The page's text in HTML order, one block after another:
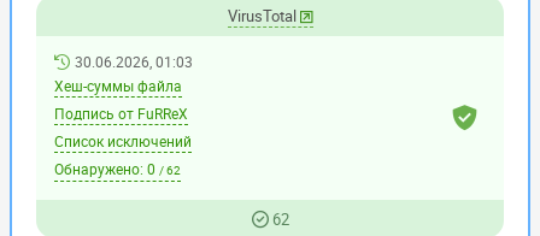
VirusTotal
30.06.2026, 01:03
Хеш-суммы файла
Подпись от FuRReX
Список исключений
Обнаружено: 0 / 62
62